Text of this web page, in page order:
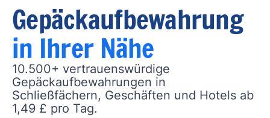
Gepäckaufbewahrung
in Ihrer Nähe
10.500+ vertrauenswürdige
Gepäckaufbewahrungen in
Schließfächern, Geschäften und Hotels ab
1,49 £ pro Tag.